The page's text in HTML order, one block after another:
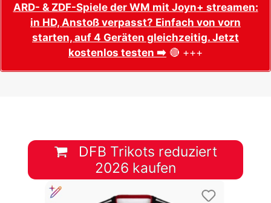
ARD- & ZDF-Spiele der WM mit Joyn+ streamen:
in HD, Anstoß verpasst? Einfach von vorn
starten, auf 4 Geräten gleichzeitig. Jetzt
kostenlos testen ➡️ 🔴 +++
DFB Trikots reduziert
2026 kaufen